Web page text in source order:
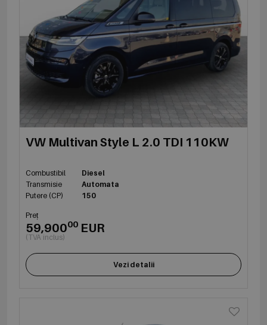
VW Multivan Style L 2.0 TDI 110KW
Combustibil
Diesel
Transmisie
Automata
Putere (CP)
150
Preț
59,90000 EUR
(TVA inclus)
Vezi detalii